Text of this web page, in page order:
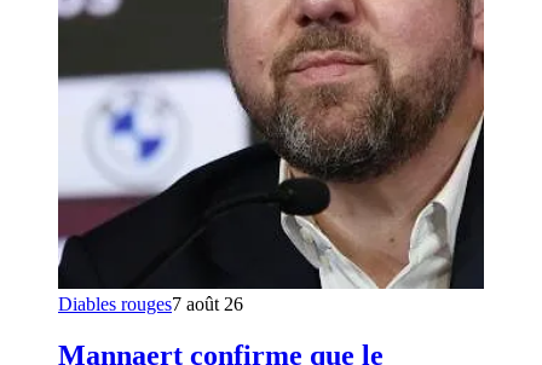
Diables rouges7 août 26
Mannaert confirme que le